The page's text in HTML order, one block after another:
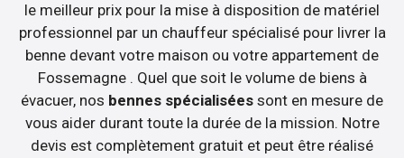
le meilleur prix pour la mise à disposition de matériel
professionnel par un chauffeur spécialisé pour livrer la
benne devant votre maison ou votre appartement de
Fossemagne . Quel que soit le volume de biens à
évacuer, nos bennes spécialisées sont en mesure de
vous aider durant toute la durée de la mission. Notre
devis est complètement gratuit et peut être réalisé